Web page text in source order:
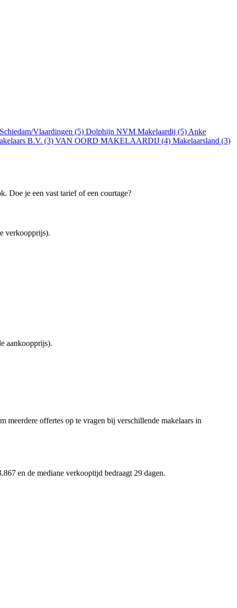
Vlaardingen (5) Dolphijn NVM Makelaardij (5) Anke
B.V. (3) VAN OORD MAKELAARDIJ (4) Makelaarsland (3)
Doe je een vast tarief of een courtage?
verkoopprijs).
aankoopprijs).
meerdere offertes op te vragen bij verschillende makelaars in
en de mediane verkooptijd bedraagt 29 dagen.